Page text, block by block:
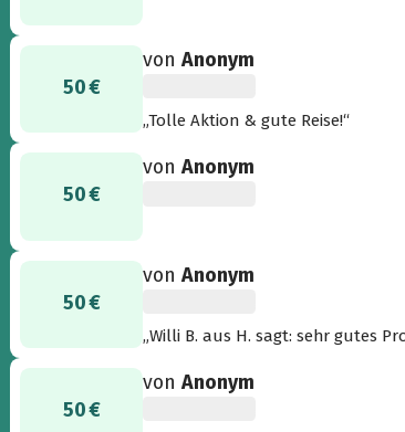
50 €
vonAnonym
„Tolle Aktion & gute Reise!“
50 €
vonAnonym
50 €
vonAnonym
„Willi B. aus H. sagt: sehr gutes
50 €
vonAnonym